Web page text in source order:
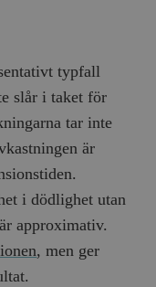
typfall
slår i taket för
tar inte
är
i dödlighet utan
approximativ.
, men ger